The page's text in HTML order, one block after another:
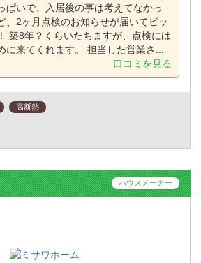
ぱいで、入居後の事は考えてなかっ
、2ヶ月点検のお知らせが届いてビッ
築8年？くらいたちますが、点検には
に来てくれます。 担当した営業さ...
口コミを見る
高断熱
ハウスメーカー